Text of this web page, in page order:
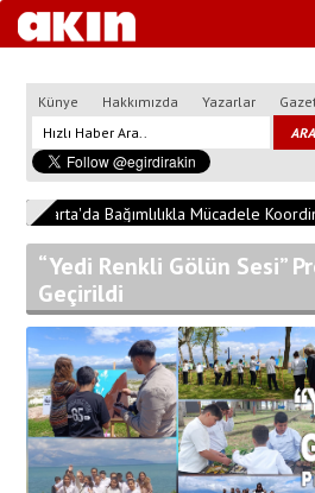
Künye Hakkımızda Yazarlar
Isparta'da Bağımlılıkla Mücadele
“Yedi Renkli Gölün Sesi”
Geçirildi